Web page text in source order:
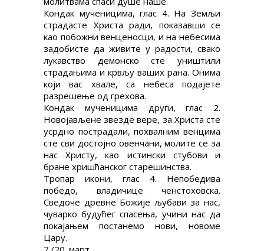
Кондак мученицима, глас 4. На Земљи
страдасте Христа ради, показавши се
као побожни венценосци, и на небесима
задобисте да живите у радости, свако
лукавство демонско сте уништили
страдањима и крвљу ваших рана. Онима
који вас хвале, са небеса подајете
разрешење од грехова.
Кондак мученицима други, глас 2.
Новојављене звезде вере, за Христа сте
усрдно пострадали, похвалним венцима
сте сви достојно овенчани, молите се за
нас Христу, као истински стубови и
бране хришћанског старешинства.
Тропар икони, глас 4. Непобедива
победо, владичице ченстоховска.
Сведоче древне Божије љубави за нас,
чуварко будућег спасења, учини нас да
покајањем постанемо нови, новоме
Цару.